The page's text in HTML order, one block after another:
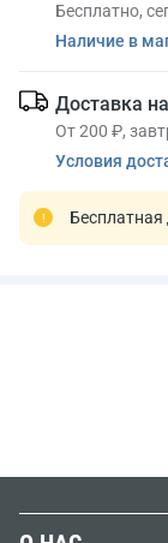
Бесплатно,
Наличие в
Доставка
От 200 ₽,
Условия
Бесплатная